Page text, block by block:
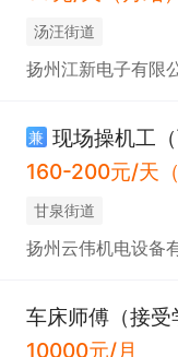
汤汪街道
扬州江新电子有限
兼 现场操机工（
160-200元/天（
甘泉街道
扬州云伟机电设备
车床师傅（接受
10000元/月